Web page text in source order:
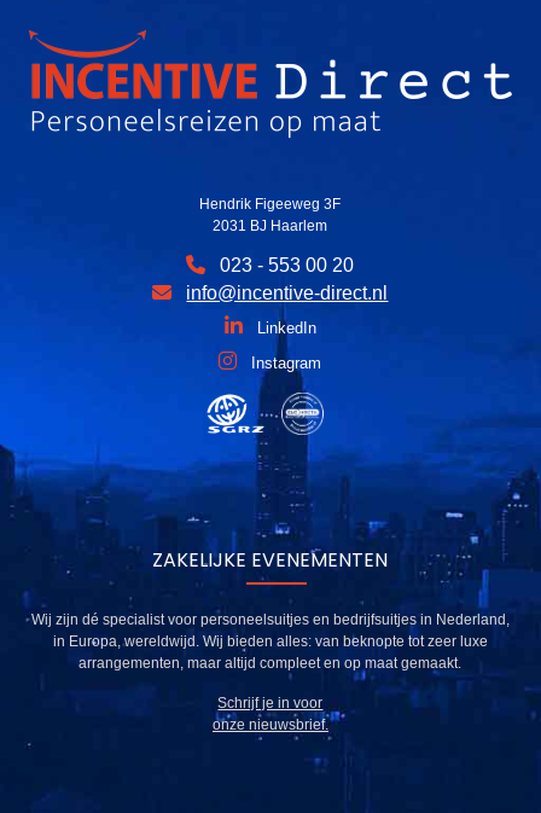
Hendrik Figeeweg 3F
2031 BJ Haarlem
023 - 553 00 20
info@incentive-direct.nl
LinkedIn
Instagram
ZAKELIJKE EVENEMENTEN
Wij zijn dé specialist voor personeelsuitjes en bedrijfsuitjes in Nederland,
in Europa, wereldwijd. Wij bieden alles: van beknopte tot zeer luxe
arrangementen, maar altijd compleet en op maat gemaakt.
Schrijf je in voor
onze nieuwsbrief.